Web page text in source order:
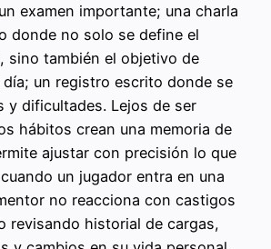
examen importante; una charla
donde no solo se define el
sino también el objetivo de
un registro escrito donde se
y dificultades. Lejos de ser
hábitos crean una memoria de
ajustar con precisión lo que
un jugador entra en una
no reacciona con castigos
revisando historial de cargas,